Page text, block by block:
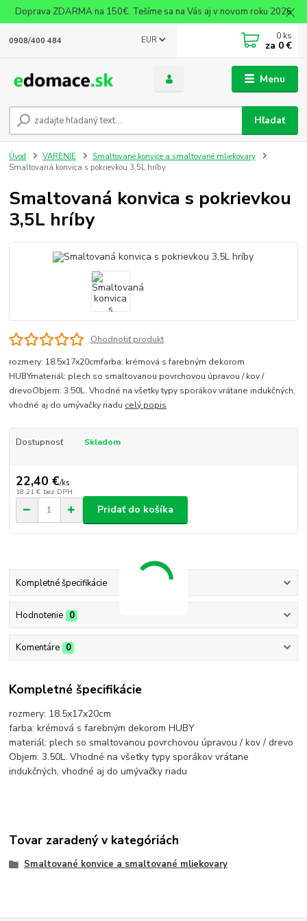
Doprava ZDARMA na 150€. Tešíme sa na Vás aj v novom roku 2026
Menu
EUR
Hľadať
0908/400 484 0 ks
za 0 €
Úvod VARENIE
Smaltované konvice a smaltované mliekovary
Smaltovaná konvica s pokrievkou 3,5L hríby
Smaltovaná konvica s pokrievkou
3,5L hríby
Ohodnotiť produkt
rozmery: 18.5x17x20cmfarba: krémová s farebným dekorom
HUBYmateriál: plech so smaltovanou povrchovou úpravou / kov /
drevoObjem: 3.50L. Vhodné na všetky typy sporákov vrátane indukčných,
vhodné aj do umývačky riadu celý popis
Dostupnosť Skladom
22,40 €/ks
18,21 € bez DPH
Pridať do košíka
Kompletné špecifikácie
Hodnotenie 0
Komentáre 0
Kompletné špecifikácie
rozmery: 18.5x17x20cm
farba: krémová s farebným dekorom HUBY
materiál: plech so smaltovanou povrchovou úpravou / kov / drevo
Objem: 3.50L. Vhodné na všetky typy sporákov vrátane
indukčných, vhodné aj do umývačky riadu
Tovar zaradený v kategóriách
Smaltované konvice a smaltované mliekovary